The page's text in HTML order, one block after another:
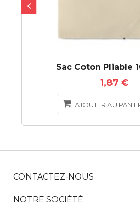
Sac Coton Pliable
1,87 €
AJOUTER AU
CONTACTEZ-NOUS
NOTRE SOCIÉTÉ